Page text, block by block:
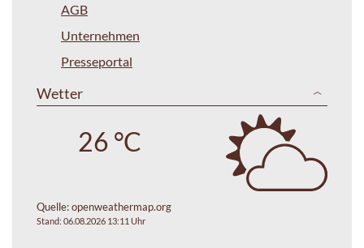
AGB
Unternehmen
Presseportal
Wetter
26 °C
Quelle:openweathermap.org
Stand: 06.08.2026 13:11 Uhr